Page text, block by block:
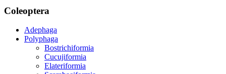
Coleoptera
Adephaga
Polyphaga
Bostrichiformia
Cucujiformia
Elateriformia